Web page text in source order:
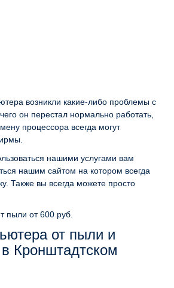
возникли какие-либо проблемы с
он перестал нормально работать,
процессора всегда могут
нашими услугами вам
нашим сайтом на котором всегда
Также вы всегда можете просто
пыли от 600 руб.
от пыли и
в Кронштадтском